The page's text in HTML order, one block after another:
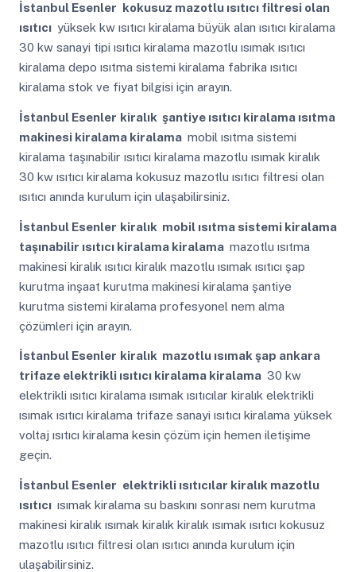
İstanbul Esenler kokusuz mazotlu ısıtıcı filtresi olan
ısıtıcı yüksek kw ısıtıcı kiralama büyük alan ısıtıcı kiralama
30 kw sanayi tipi ısıtıcı kiralama mazotlu ısımak ısıtıcı
kiralama depo ısıtma sistemi kiralama fabrika ısıtıcı
kiralama stok ve fiyat bilgisi için arayın.
İstanbul Esenler kiralık şantiye ısıtıcı kiralama ısıtma
makinesi kiralama kiralama mobil ısıtma sistemi
kiralama taşınabilir ısıtıcı kiralama mazotlu ısımak kiralık
30 kw ısıtıcı kiralama kokusuz mazotlu ısıtıcı filtresi olan
ısıtıcı anında kurulum için ulaşabilirsiniz.
İstanbul Esenler kiralık mobil ısıtma sistemi kiralama
taşınabilir ısıtıcı kiralama kiralama mazotlu ısıtma
makinesi kiralık ısıtıcı kiralık mazotlu ısımak ısıtıcı şap
kurutma inşaat kurutma makinesi kiralama şantiye
kurutma sistemi kiralama profesyonel nem alma
çözümleri için arayın.
İstanbul Esenler kiralık mazotlu ısımak şap ankara
trifaze elektrikli ısıtıcı kiralama kiralama 30 kw
elektrikli ısıtıcı kiralama ısımak ısıtıcılar kiralık elektrikli
ısımak ısıtıcı kiralama trifaze sanayi ısıtıcı kiralama yüksek
voltaj ısıtıcı kiralama kesin çözüm için hemen iletişime
geçin.
İstanbul Esenler elektrikli ısıtıcılar kiralık mazotlu
ısıtıcı ısımak kiralama su baskını sonrası nem kurutma
makinesi kiralık ısımak kiralık kiralık ısımak ısıtıcı kokusuz
mazotlu ısıtıcı filtresi olan ısıtıcı anında kurulum için
ulaşabilirsiniz.